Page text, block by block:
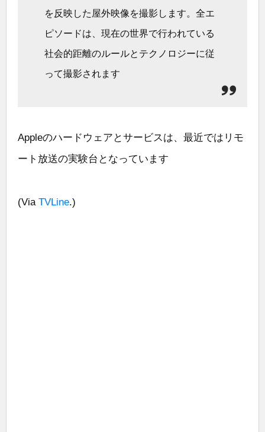
を反映した屋外映像を撮影します。全エ
ピソードは、現在の世界で行われている
社会的距離のルールとテクノロジーに従
って撮影されます
Appleのハードウェアとサービスは、最近ではリモ
ート放送の実験台となっています
(Via TVLine.)